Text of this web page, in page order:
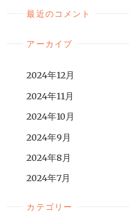
最近のコメント
アーカイブ
2024年12月
2024年11月
2024年10月
2024年9月
2024年8月
2024年7月
カテゴリー